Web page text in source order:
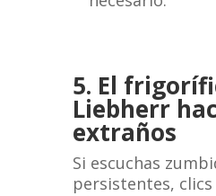
5. El
Liebherr
extraños
Si escuchas
persistentes,